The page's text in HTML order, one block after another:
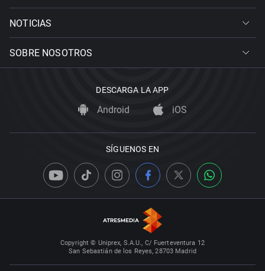
NOTICIAS
SOBRE NOSOTROS
DESCARGA LA APP
Android iOS
SÍGUENOS EN
Copyright © Uniprex, S.A.U., C/ Fuerteventura 12
San Sebastián de los Reyes, 28703 Madrid